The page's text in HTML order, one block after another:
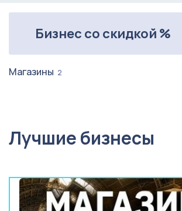
Бизнес со скидкой %
Магазины 2
Лучшие бизнесы